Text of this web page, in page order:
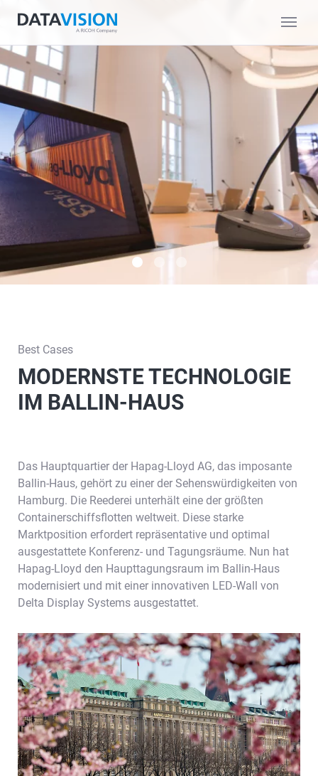
Best Cases
MODERNSTE TECHNOLOGIE
IM BALLIN-HAUS
Das Hauptquartier der Hapag-Lloyd AG, das imposante
Ballin-Haus, gehört zu einer der Sehenswürdigkeiten von
Hamburg. Die Reederei unterhält eine der größten
Containerschiffsflotten weltweit. Diese starke
Marktposition erfordert repräsentative und optimal
ausgestattete Konferenz- und Tagungsräume. Nun hat
Hapag-Lloyd den Haupttagungsraum im Ballin-Haus
modernisiert und mit einer innovativen LED-Wall von
Delta Display Systems ausgestattet.